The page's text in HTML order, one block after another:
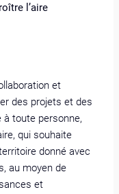
l’aire
et
des projets et des
à toute personne,
qui souhaite
donné avec
au moyen de
et